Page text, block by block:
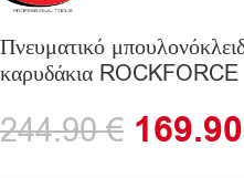
Πνευματικό
καρυδάκια ROCKFORCE
244.90€